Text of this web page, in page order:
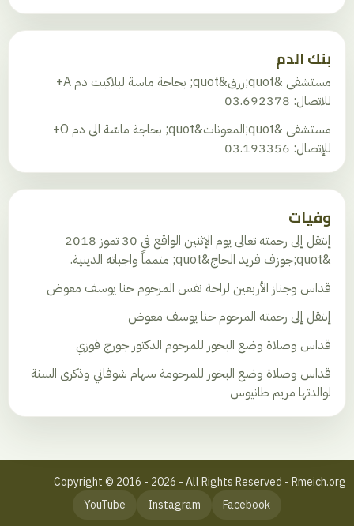
بنك الدم
مستشفى &quot;رزق&quot; بحاجة ماسة لبلاكيت دم A+
للاتصال: 03.692378
مستشفى &quot;المعونات&quot; بحاجة ماسّة الى دم O+
للإتصال: 03.193356
وفيات
إنتقل إلى رحمته تعالى يوم الإثنين الواقع في 30 تموز 2018
&quot;جوزف فريد الحاج&quot; متمماً واجباته الدينية.
قداس وجناز الأربعين لراحة نفس المرحوم حنا يوسف معوض
إنتقل إلى رحمته المرحوم حنا يوسف معوض
قداس وصلاة وضع البخور للمرحوم الدكتور جورج فوزي
قداس وصلاة وضع البخور للمرحومة سهام شوفاني وذكرى السنة
لوالدتها مريم طانيوس
Copyright © 2016 - 2026 - All Rights Reserved - Rmeich.org
Facebook
Instagram
YouTube